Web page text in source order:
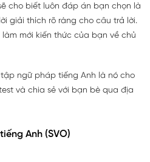
cho biết luôn đáp án bạn chọn là
giải thích rõ ràng cho câu trả lời.
mới kiến thức của bạn về chủ
ngữ pháp tiếng Anh là nó cho
và chia sẻ với bạn bè qua địa
Anh (SVO)